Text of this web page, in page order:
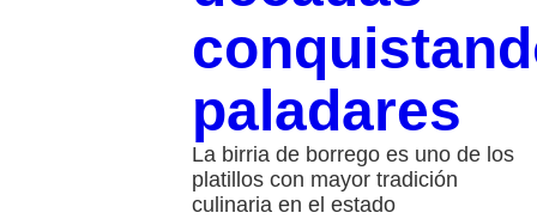
paladares
La birria de borrego es uno de los
platillos con mayor tradición
culinaria en el estado